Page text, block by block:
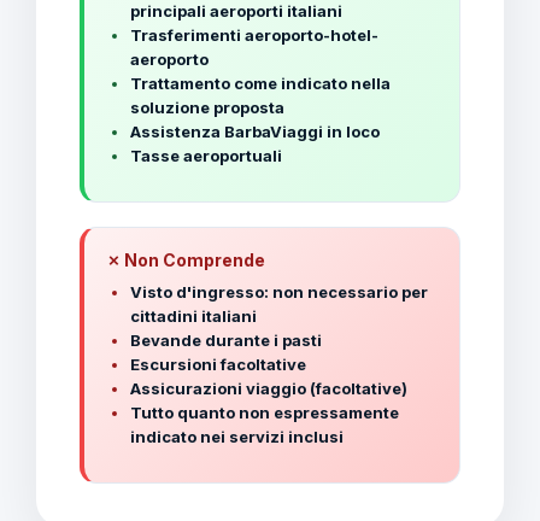
principali aeroporti italiani
Trasferimenti aeroporto-hotel-
aeroporto
Trattamento come indicato nella
soluzione proposta
Assistenza BarbaViaggi in loco
Tasse aeroportuali
✗ Non Comprende
Visto d'ingresso: non necessario per
cittadini italiani
Bevande durante i pasti
Escursioni facoltative
Assicurazioni viaggio (facoltative)
Tutto quanto non espressamente
indicato nei servizi inclusi